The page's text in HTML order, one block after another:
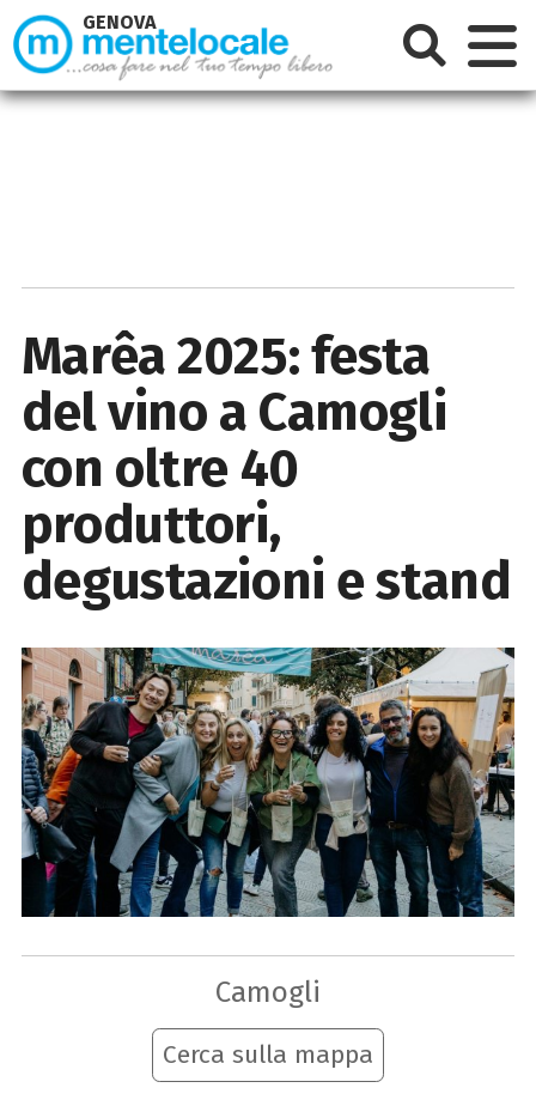
Marêa 2025: festa
del vino a Camogli
con oltre 40
produttori,
degustazioni e stand
Camogli
Cerca sulla mappa
GENOVA